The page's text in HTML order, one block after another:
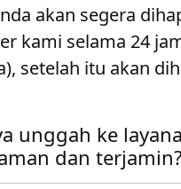
akan segera
kami selama 24
setelah itu akan
unggah ke
dan terjamin?